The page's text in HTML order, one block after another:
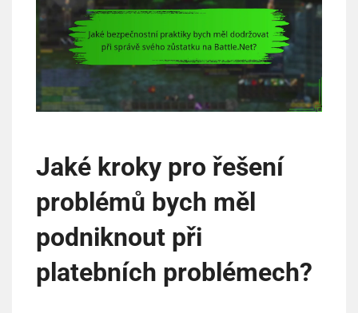
Jaké kroky pro řešení
problémů bych měl
podniknout při
platebních problémech?